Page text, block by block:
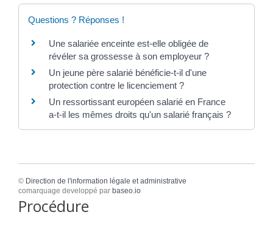
Questions ? Réponses !
Une salariée enceinte est-elle obligée de
révéler sa grossesse à son employeur ?
Un jeune père salarié bénéficie-t-il d'une
protection contre le licenciement ?
Un ressortissant européen salarié en France
a-t-il les mêmes droits qu'un salarié français ?
© Direction de l'information légale et administrative
comarquage developpé par baseo.io
Procédure